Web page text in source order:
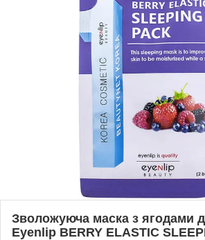
Зволожуюча маска з ягодами
Eyenlip BERRY ELASTIC